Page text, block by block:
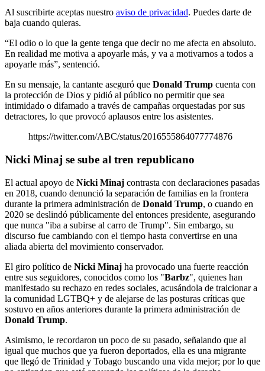
Al suscribirte aceptas nuestro aviso de privacidad. Puedes darte de
baja cuando quieras.
“El odio o lo que la gente tenga que decir no me afecta en absoluto.
En realidad me motiva a apoyarle más, y va a motivarnos a todos a
apoyarle más”, sentenció.
En su mensaje, la cantante aseguró que Donald Trump cuenta con
la protección de Dios y pidió al público no permitir que sea
intimidado o difamado a través de campañas orquestadas por sus
detractores, lo que provocó aplausos entre los asistentes.
https://twitter.com/ABC/status/2016555864077774876
Nicki Minaj se sube al tren republicano
El actual apoyo de Nicki Minaj contrasta con declaraciones pasadas
en 2018, cuando denunció la separación de familias en la frontera
durante la primera administración de Donald Trump, o cuando en
2020 se deslindó públicamente del entonces presidente, asegurando
que nunca "iba a subirse al carro de Trump". Sin embargo, su
discurso fue cambiando con el tiempo hasta convertirse en una
aliada abierta del movimiento conservador.
El giro político de Nicki Minaj ha provocado una fuerte reacción
entre sus seguidores, conocidos como los "Barbz", quienes han
manifestado su rechazo en redes sociales, acusándola de traicionar a
la comunidad LGTBQ+ y de alejarse de las posturas críticas que
sostuvo en años anteriores durante la primera administración de
Donald Trump.
Asimismo, le recordaron un poco de su pasado, señalando que al
igual que muchos que ya fueron deportados, ella es una migrante
que llegó de Trinidad y Tobago buscando una vida mejor; por lo que